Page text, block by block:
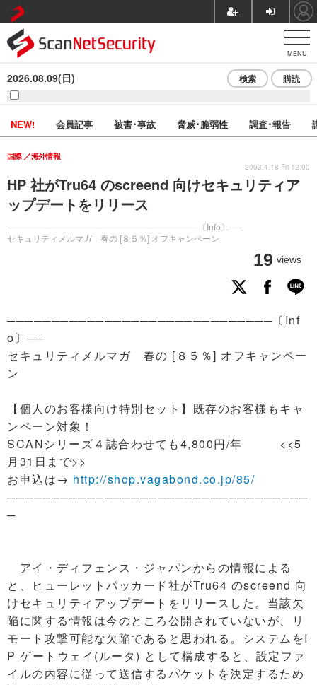
MENU
2026.08.09(日) 検索 購読
NEW! 会員記事 被害･事故 脅威･脆弱性 調査･報告
HP 社がTru64 のscreend 向けセキュリティア
ップデートをリリース
──────────────────────────────〔Info〕──
セキュリティメルマガ 春の [８５％] オフキャンペーン
国際 海外情報
19 views
2003.4.18 Fri 12:00
──────────────────────────────〔Inf
o〕──
セキュリティメルマガ 春の [８５％] オフキャンペー
ン
【個人のお客様向け特別セット】既存のお客様もキャ
ンペーン対象！
SCANシリーズ４誌合わせても4,800円/年 <<5
月31日まで>>
お申込は→ http://shop.vagabond.co.jp/85/
──────────────────────────────────
─
アイ・ディフェンス・ジャパンからの情報による
と、ヒューレットパッカード社がTru64 のscreend 向
けセキュリティアップデートをリリースした。当該欠
陥に関する情報は今のところ公開されていないが、リ
モート攻撃可能な欠陥であると思われる。システムをI
P ゲートウェイ(ルータ) として構成すると、設定ファ
イルの内容に従って送信するパケットを決定するため